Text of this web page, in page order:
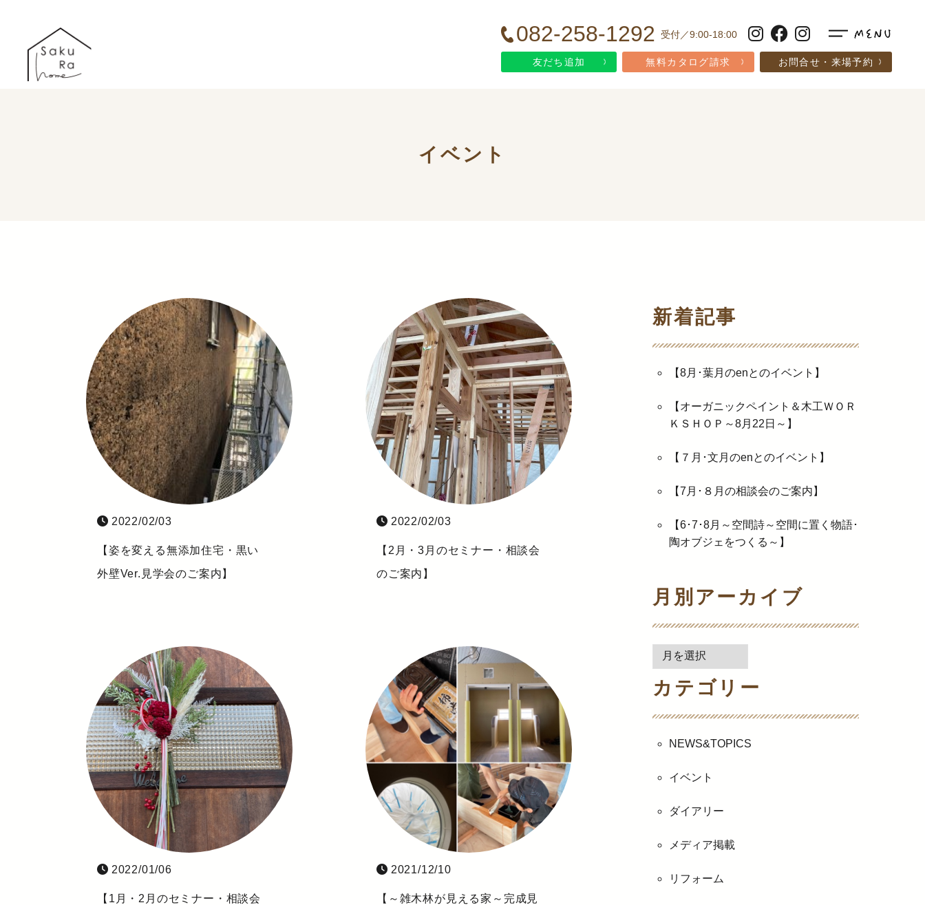
082-258-1292 受付／9:00-18:00
友だち追加 無料カタログ請求 お問合せ・来場予約
イベント
2022/02/03
【姿を変える無添加住宅・黒い
外壁Ver.見学会のご案内】
2022/02/03
【2月・3月のセミナー・相談会
のご案内】
2022/01/06
【1月・2月のセミナー・相談会
2021/12/10
【～雑木林が見える家～完成見
新着記事
【8月･葉月のenとのイベント】
【オーガニックペイント＆木工ＷＯＲ
ＫＳＨＯＰ～8月22日～】
【７月･文月のenとのイベント】
【7月･８月の相談会のご案内】
【6･7･8月～空間詩～空間に置く物語･
陶オブジェをつくる～】
月別アーカイブ
別
ア
カ
カテゴリー
NEWS&TOPICS
イベント
ダイアリー
メディア掲載
リフォーム